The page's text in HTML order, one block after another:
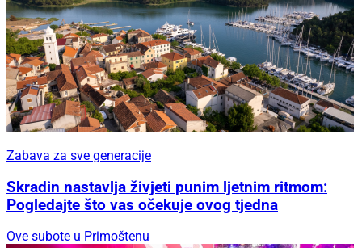
Zabava za sve generacije
Skradin nastavlja živjeti punim ljetnim ritmom:
Pogledajte što vas očekuje ovog tjedna
Ove subote u Primoštenu